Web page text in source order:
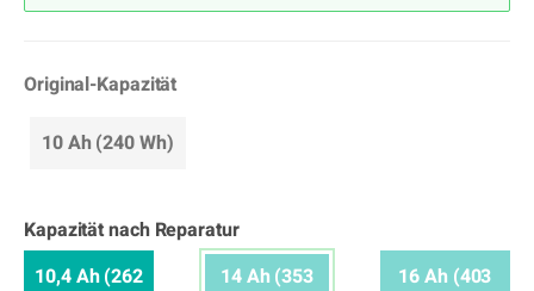
Original-Kapazität
10 Ah (240 Wh)
Kapazität nach Reparatur
10,4 Ah (262
14 Ah (353
16 Ah (403